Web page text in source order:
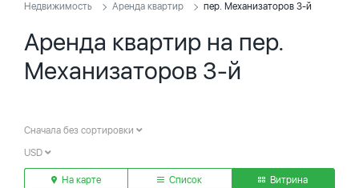
Недвижимость Аренда квартир пер. Механизаторов 3-й
Аренда квартир на пер.
Механизаторов 3-й
Сначала без сортировки
USD
На карте Список Витрина